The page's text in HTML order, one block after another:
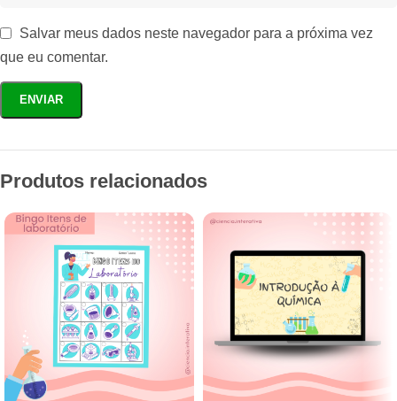
Salvar meus dados neste navegador para a próxima vez
que eu comentar.
Produtos relacionados